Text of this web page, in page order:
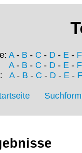
A- B - C - D - E - F
A- B - C - D - E - F
A- B - C - D- E- F